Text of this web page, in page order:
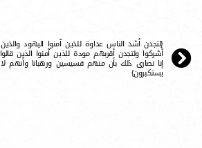
{لتجدن أشد الناس عداوة للذين آمنوا اليهود والذين
أشركوا ولتجدن أقربهم مودة للذين آمنوا الذين قالوا
إنا نصارى ذلك بأن منهم قسيسين ورهبانا وأنهم لا
يستكبرون}